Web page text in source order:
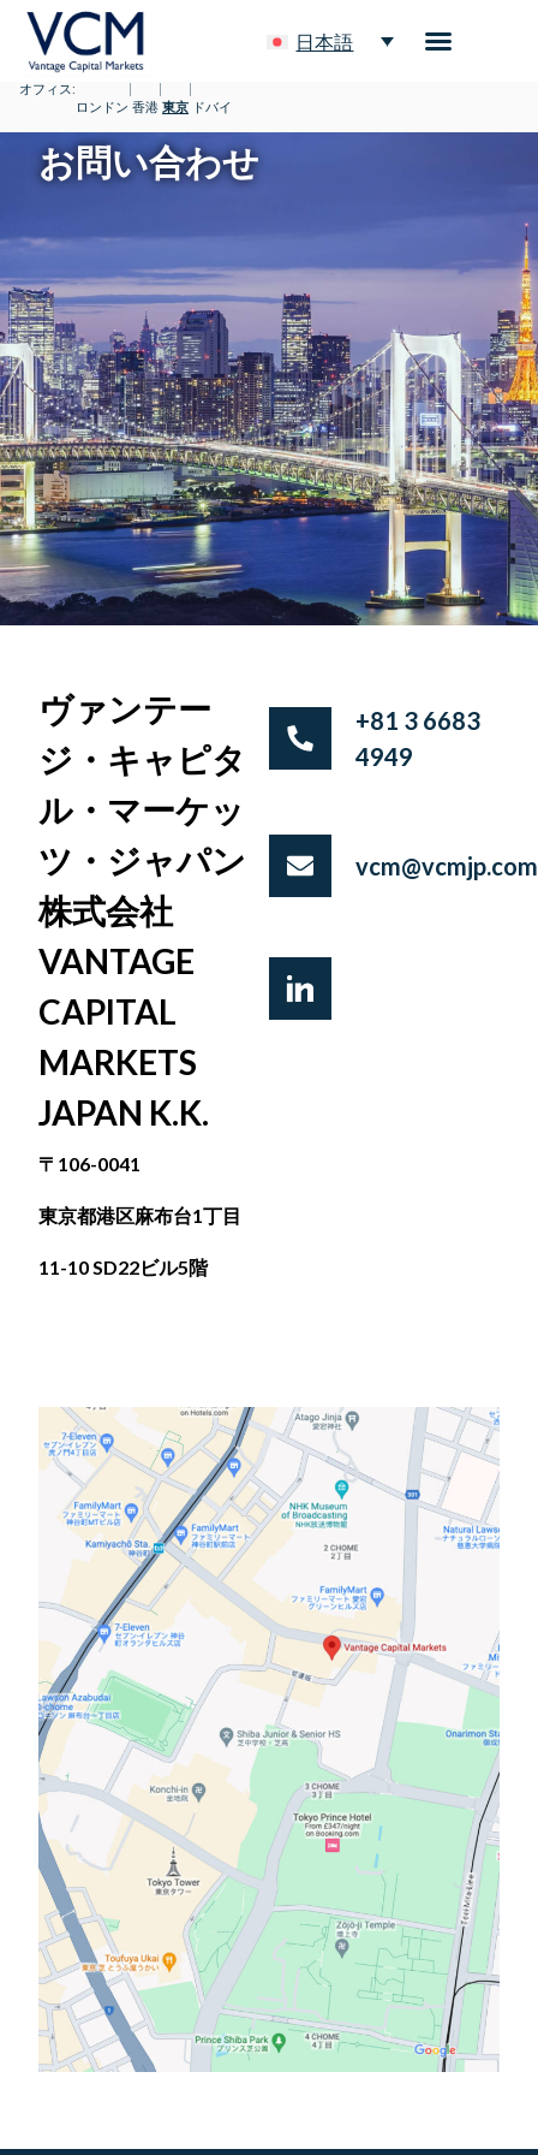
日本語
オフィス:
ロンドン 香港 東京 ドバイ
お問い合わせ
ヴァンテー
ジ・キャピタ
ル・マーケッ
ツ・ジャパン
株式会社
VANTAGE
CAPITAL
MARKETS
JAPAN K.K.
〒106-0041
東京都港区麻布台1丁目
11-10 SD22ビル5階
+81 3 6683
4949
vcm@vcmjp.com